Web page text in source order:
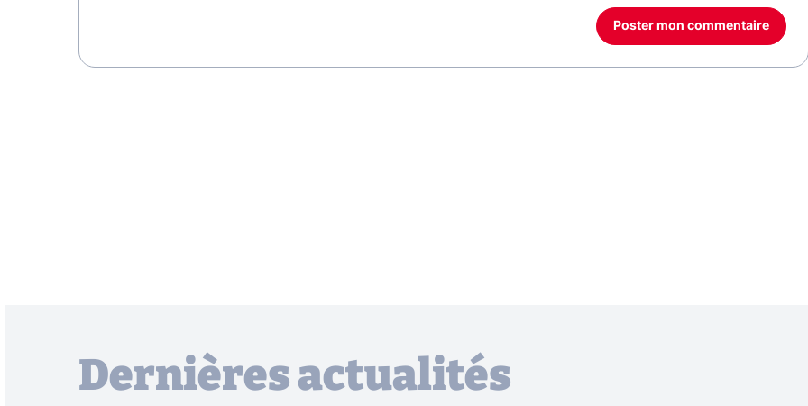
Poster mon commentaire
Dernières actualités